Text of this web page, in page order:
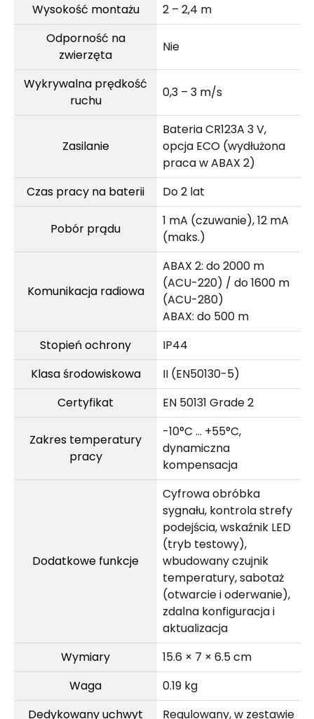
Wysokość montażu
2 – 2,4 m
Odporność na
zwierzęta
Nie
Wykrywalna prędkość
ruchu
0,3 – 3 m/s
Zasilanie
Bateria CR123A 3 V,
opcja ECO (wydłużona
praca w ABAX 2)
Czas pracy na baterii
Do 2 lat
Pobór prądu
1 mA (czuwanie), 12 mA
(maks.)
Komunikacja radiowa
ABAX 2: do 2000 m
(ACU-220) / do 1600 m
(ACU-280)
ABAX: do 500 m
Stopień ochrony
IP44
Klasa środowiskowa
II (EN50130-5)
Certyfikat
EN 50131 Grade 2
Zakres temperatury
pracy
-10°C … +55°C,
dynamiczna
kompensacja
Dodatkowe funkcje
Cyfrowa obróbka
sygnału, kontrola strefy
podejścia, wskaźnik LED
(tryb testowy),
wbudowany czujnik
temperatury, sabotaż
(otwarcie i oderwanie),
zdalna konfiguracja i
aktualizacja
Wymiary
15.6 × 7 × 6.5 cm
Waga
0.19 kg
Dedykowany uchwyt
Regulowany, w zestawie